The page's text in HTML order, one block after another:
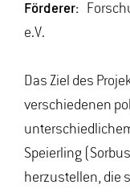
Förderer:
e.V.
Das Ziel des
verschiedenen
Speierling
herzustellen, die